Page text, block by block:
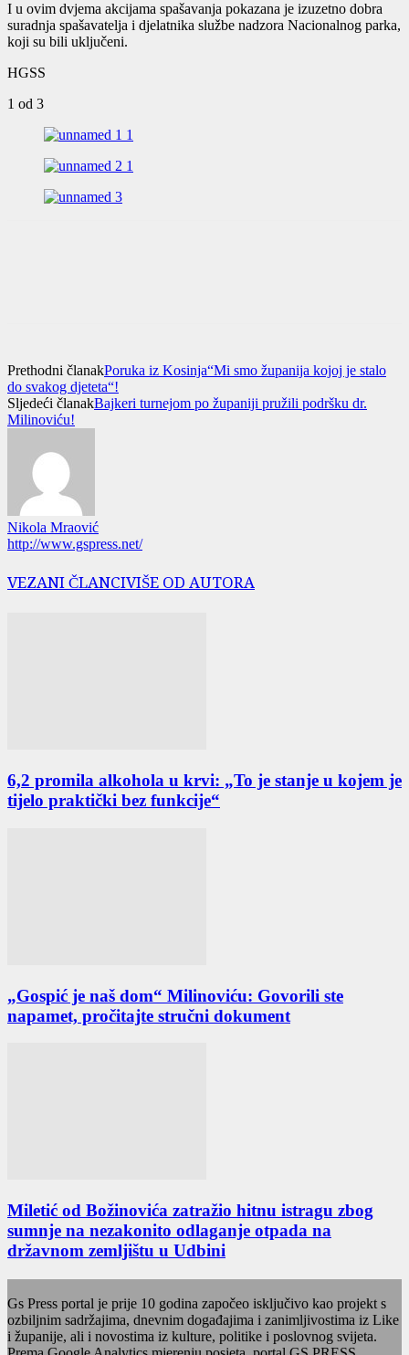
I u ovim dvjema akcijama spašavanja pokazana je izuzetno dobra
suradnja spašavatelja i djelatnika službe nadzora Nacionalnog parka,
koji su bili uključeni.
HGSS
1 od 3
Prethodni članakPoruka iz Kosinja“Mi smo županija kojoj je stalo
do svakog djeteta“!
Sljedeći članakBajkeri turnejom po županiji pružili podršku dr.
Milinoviću!
Nikola Mraović
http://www.gspress.net/
VEZANI ČLANCIVIŠE OD AUTORA
6,2 promila alkohola u krvi: „To je stanje u kojem je
tijelo praktički bez funkcije“
„Gospić je naš dom“ Milinoviću: Govorili ste
napamet, pročitajte stručni dokument
Miletić od Božinovića zatražio hitnu istragu zbog
sumnje na nezakonito odlaganje otpada na
državnom zemljištu u Udbini
Gs Press portal je prije 10 godina započeo isključivo kao projekt s
ozbiljnim sadržajima, dnevnim događajima i zanimljivostima iz Like
i županije, ali i novostima iz kulture, politike i poslovnog svijeta.